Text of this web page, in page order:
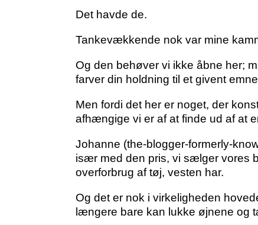
Det havde de.
Tankevækkende nok var mine
Og den behøver vi ikke åbne her;
farver din holdning til et givent
Men fordi det her er noget, der
afhængige vi er af at finde ud af at
Johanne (the-blogger-formerly-
især med den pris, vi sælger vores
overforbrug af tøj, vesten har.
Og det er nok i virkeligheden
længere bare kan lukke øjnene og